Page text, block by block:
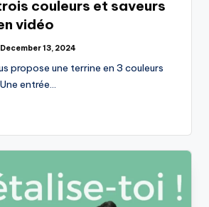
couleurs et saveurs
vidéo
December 13, 2024
propose une terrine en 3 couleurs
entrée…